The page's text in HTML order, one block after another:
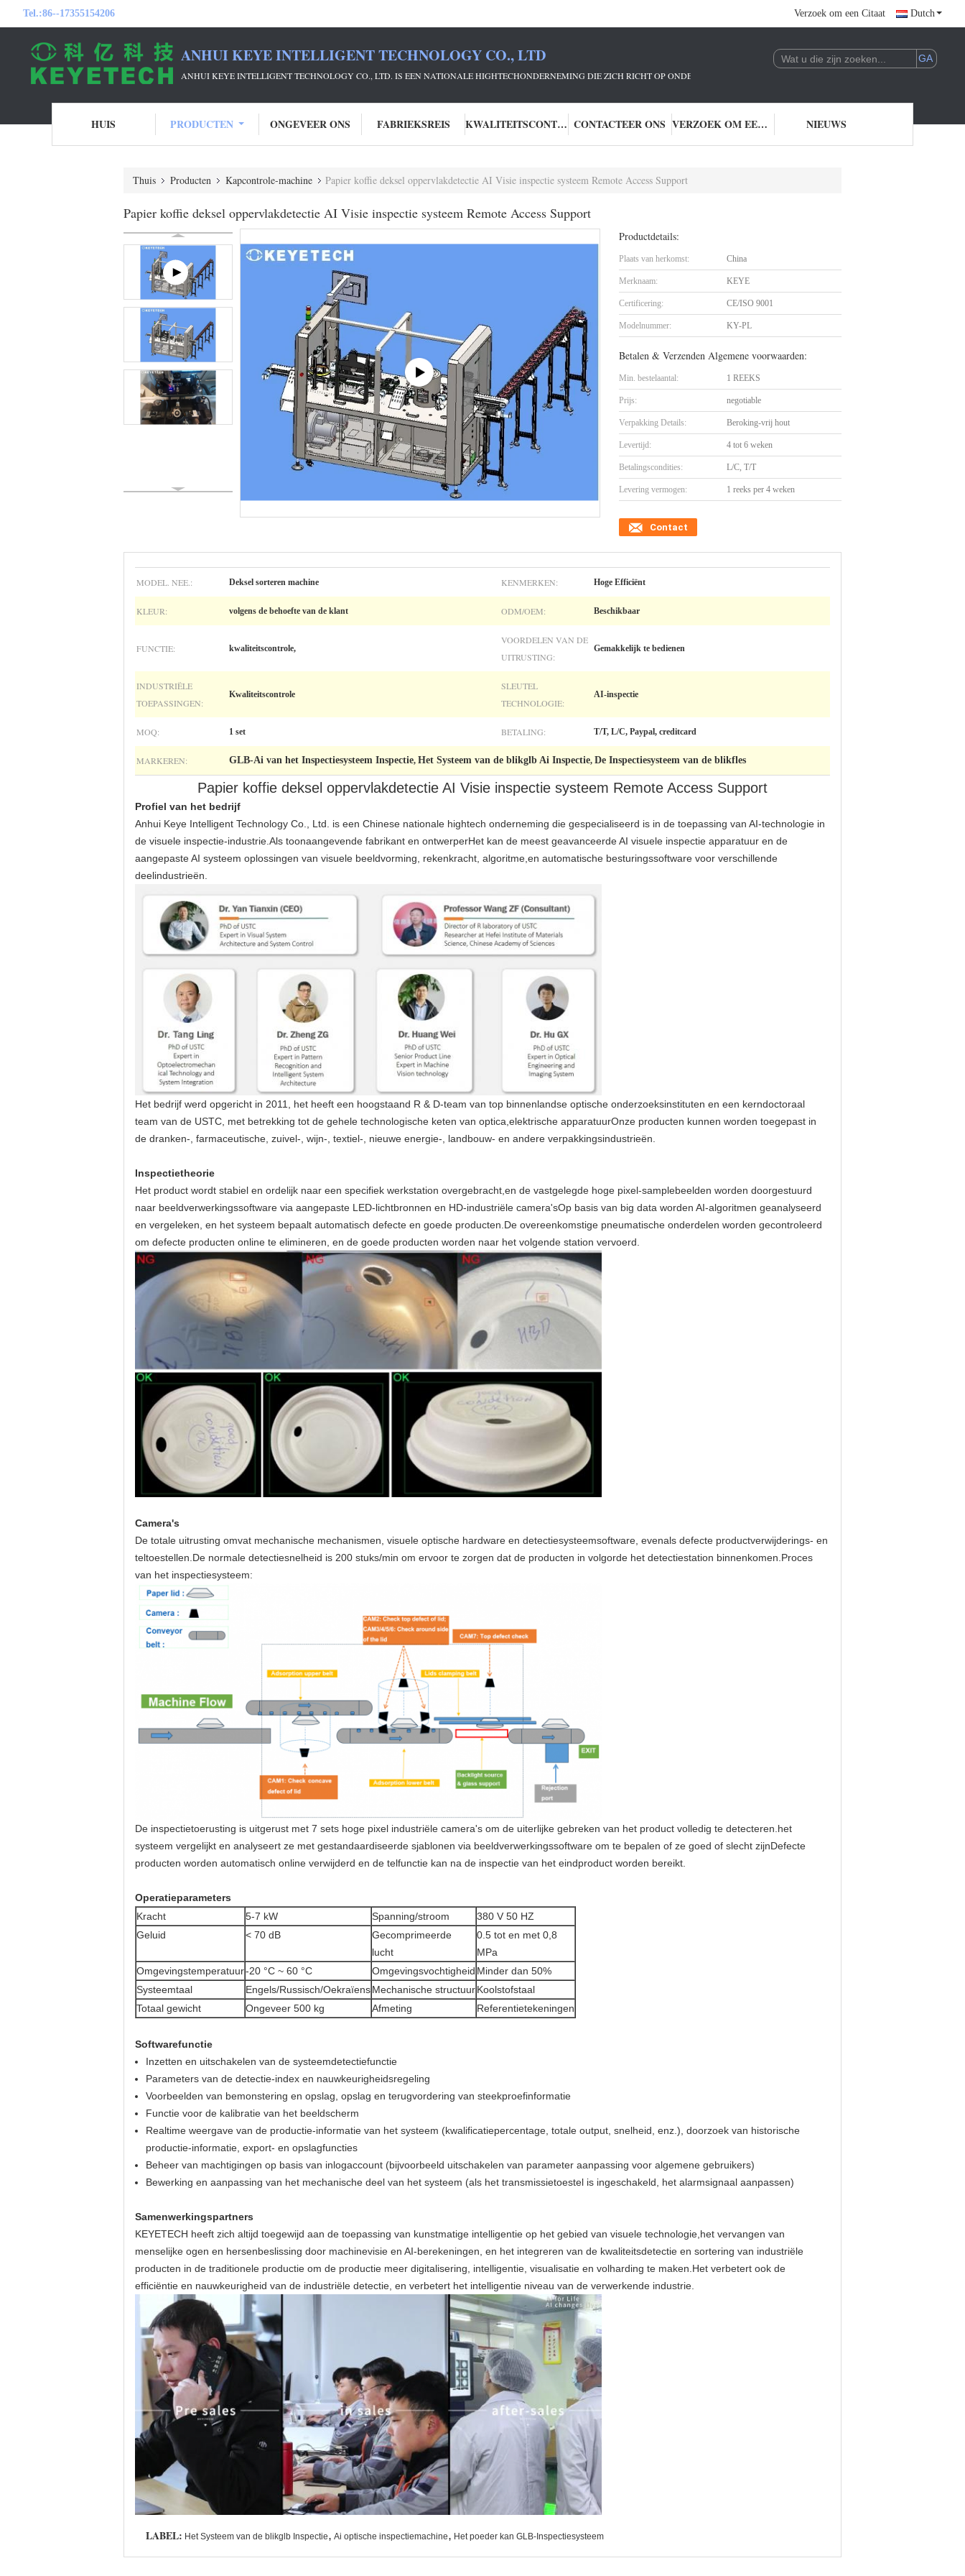
Tel.:86--17355154206 Verzoek om een Citaat Dutch
ANHUI KEYE INTELLIGENT TECHNOLOGY CO., LTD
ANHUI KEYE INTELLIGENT TECHNOLOGY CO., LTD. IS EEN NATIONALE HIGHTECHONDERNEMING DIE ZICH RICHT OP ONDERZOEK EN ONTWIKKELING EN TOEPASSING VAN AI-
HUIS PRODUCTEN ONGEVEER ONS FABRIEKSREIS KWALITEITSCONTROLE CONTACTEER ONS VERZOEK OM EEN CITAAT NIEUWS
Thuis Producten Kapcontrole-machine Papier koffie deksel oppervlakdetectie AI Visie inspectie systeem Remote Access Support
Papier koffie deksel oppervlakdetectie AI Visie inspectie systeem Remote Access Support
Productdetails:
Plaats van herkomst: China
Merknaam: KEYE
Certificering: CE/ISO 9001
Modelnummer: KY-PL
Betalen & Verzenden Algemene voorwaarden:
Min. bestelaantal: 1 REEKS
Prijs: negotiable
Verpakking Details: Beroking-vrij hout
Levertijd: 4 tot 6 weken
Betalingscondities: L/C, T/T
Levering vermogen: 1 reeks per 4 weken
Contact
MODEL. NEE.: Deksel sorteren machine KENMERKEN: Hoge Efficiënt
KLEUR: volgens de behoefte van de klant ODM/OEM: Beschikbaar
FUNCTIE: kwaliteitscontrole,
VOORDELEN VAN DE
UITRUSTING:
Gemakkelijk te bedienen
INDUSTRIËLE
TOEPASSINGEN:
Kwaliteitscontrole
SLEUTEL
TECHNOLOGIE:
AI-inspectie
MOQ: 1 set BETALING: T/T, L/C, Paypal, creditcard
MARKEREN: GLB-Ai van het Inspectiesysteem Inspectie, Het Systeem van de blikglb Ai Inspectie, De Inspectiesysteem van de blikfles
Papier koffie deksel oppervlakdetectie AI Visie inspectie systeem Remote Access Support
Profiel van het bedrijf
Anhui Keye Intelligent Technology Co., Ltd. is een Chinese nationale hightech onderneming die gespecialiseerd is in de toepassing van AI-technologie in
de visuele inspectie-industrie.Als toonaangevende fabrikant en ontwerperHet kan de meest geavanceerde AI visuele inspectie apparatuur en de
aangepaste AI systeem oplossingen van visuele beeldvorming, rekenkracht, algoritme,en automatische besturingssoftware voor verschillende
deelindustrieën.
Het bedrijf werd opgericht in 2011, het heeft een hoogstaand R & D-team van top binnenlandse optische onderzoeksinstituten en een kerndoctoraal
team van de USTC, met betrekking tot de gehele technologische keten van optica,elektrische apparatuurOnze producten kunnen worden toegepast in
de dranken-, farmaceutische, zuivel-, wijn-, textiel-, nieuwe energie-, landbouw- en andere verpakkingsindustrieën.
Inspectietheorie
Het product wordt stabiel en ordelijk naar een specifiek werkstation overgebracht,en de vastgelegde hoge pixel-samplebeelden worden doorgestuurd
naar beeldverwerkingssoftware via aangepaste LED-lichtbronnen en HD-industriële camera'sOp basis van big data worden AI-algoritmen geanalyseerd
en vergeleken, en het systeem bepaalt automatisch defecte en goede producten.De overeenkomstige pneumatische onderdelen worden gecontroleerd
om defecte producten online te elimineren, en de goede producten worden naar het volgende station vervoerd.
Camera's
De totale uitrusting omvat mechanische mechanismen, visuele optische hardware en detectiesysteemsoftware, evenals defecte productverwijderings- en
teltoestellen.De normale detectiesnelheid is 200 stuks/min om ervoor te zorgen dat de producten in volgorde het detectiestation binnenkomen.Proces
van het inspectiesysteem:
De inspectietoerusting is uitgerust met 7 sets hoge pixel industriële camera's om de uiterlijke gebreken van het product volledig te detecteren.het
systeem vergelijkt en analyseert ze met gestandaardiseerde sjablonen via beeldverwerkingssoftware om te bepalen of ze goed of slecht zijnDefecte
producten worden automatisch online verwijderd en de telfunctie kan na de inspectie van het eindproduct worden bereikt.
Operatieparameters
Kracht
5-7 kW Spanning/stroom
380 V 50 HZ
Geluid
< 70 dB
Gecomprimeerde
lucht
0.5 tot en met 0,8
MPa
Omgevingstemperatuur-20 °C ~ 60 °C Omgevingsvochtigheid Minder dan 50%
Systeemtaal
Engels/Russisch/OekraïensMechanische structuurKoolstofstaal
Totaal gewicht
Ongeveer 500 kg Afmeting Referentietekeningen
Softwarefunctie
Inzetten en uitschakelen van de systeemdetectiefunctie
Parameters van de detectie-index en nauwkeurigheidsregeling
Voorbeelden van bemonstering en opslag, opslag en terugvordering van steekproefinformatie
Functie voor de kalibratie van het beeldscherm
Realtime weergave van de productie-informatie van het systeem (kwalificatiepercentage, totale output, snelheid, enz.), doorzoek van historische
productie-informatie, export- en opslagfuncties
Beheer van machtigingen op basis van inlogaccount (bijvoorbeeld uitschakelen van parameter aanpassing voor algemene gebruikers)
Bewerking en aanpassing van het mechanische deel van het systeem (als het transmissietoestel is ingeschakeld, het alarmsignaal aanpassen)
Samenwerkingspartners
KEYETECH heeft zich altijd toegewijd aan de toepassing van kunstmatige intelligentie op het gebied van visuele technologie,het vervangen van
menselijke ogen en hersenbeslissing door machinevisie en AI-berekeningen, en het integreren van de kwaliteitsdetectie en sortering van industriële
producten in de traditionele productie om de productie meer digitalisering, intelligentie, visualisatie en volharding te maken.Het verbetert ook de
efficiëntie en nauwkeurigheid van de industriële detectie, en verbetert het intelligentie niveau van de verwerkende industrie.
LABEL: Het Systeem van de blikglb Inspectie, Ai optische inspectiemachine, Het poeder kan GLB-Inspectiesysteem